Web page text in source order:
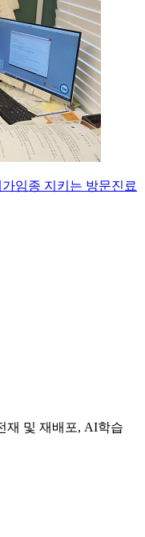
임종 지키는 방문진료
재 및 재배포, AI학습